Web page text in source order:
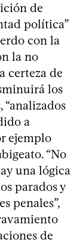
de
política”
con la
la no
certeza de
los
“analizados
a
ejemplo
“No
una lógica
parados y
penales”,
de